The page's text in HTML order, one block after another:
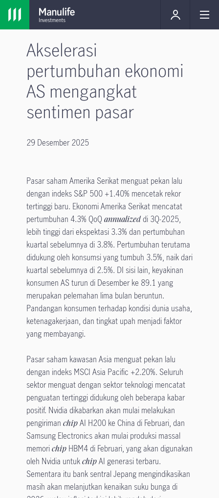
Akselerasi
pertumbuhan ekonomi
AS mengangkat
sentimen pasar
29 Desember 2025
Pasar saham Amerika Serikat menguat pekan lalu
dengan indeks S&P 500 +1.40% mencetak rekor
tertinggi baru. Ekonomi Amerika Serikat mencatat
pertumbuhan 4.3% QoQannualizeddi 3Q-2025,
lebih tinggi dari ekspektasi 3.3% dan pertumbuhan
kuartal sebelumnya di 3.8%. Pertumbuhan terutama
didukung oleh konsumsi yang tumbuh 3.5%, naik dari
kuartal sebelumnya di 2.5%. DI sisi lain, keyakinan
konsumen AS turun di Desember ke 89.1 yang
merupakan pelemahan lima bulan beruntun.
Pandangan konsumen terhadap kondisi dunia usaha,
ketenagakerjaan, dan tingkat upah menjadi faktor
yang membayangi.
Pasar saham kawasan Asia menguat pekan lalu
dengan indeks MSCI Asia Pacific +2.20%. Seluruh
sektor menguat dengan sektor teknologi mencatat
penguatan tertinggi didukung oleh beberapa kabar
positif. Nvidia dikabarkan akan mulai melakukan
pengiriman chipAI H200 ke China di Februari, dan
Samsung Electronics akan mulai produksi massal
memorichipHBM4 di Februari, yang akan digunakan
oleh Nvidia untukchipAI generasi terbaru.
Sementara itu bank sentral Jepang mengindikasikan
masih akan melanjutkan kenaikan suku bunga di